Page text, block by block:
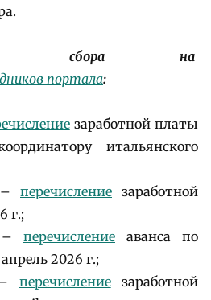
сбора на
портала:
заработной платы
итальянского
– перечисление заработной
г.;
– перечисление аванса по
2026 г.;
перечислениезаработной